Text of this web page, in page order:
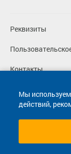
Мы используем
действий,
Реквизиты
Контакты
Политика
Перевозчикам
© 2013-2026,